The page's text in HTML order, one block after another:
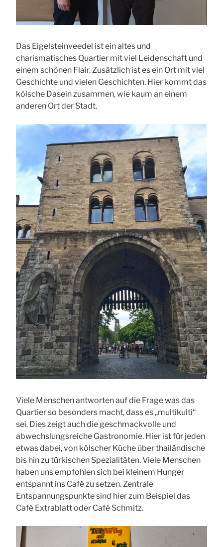
Das Eigelsteinveedel ist ein altes und
charismatisches Quartier mit viel Leidenschaft und
einem schönen Flair. Zusätzlich ist es ein Ort mit viel
Geschichte und vielen Geschichten. Hier kommt das
kölsche Dasein zusammen, wie kaum an einem
anderen Ort der Stadt.
Viele Menschen antworten auf die Frage was das
Quartier so besonders macht, dass es „multikulti“
sei. Dies zeigt auch die geschmackvolle und
abwechslungsreiche Gastronomie. Hier ist für jeden
etwas dabei, von kölscher Küche über thailändische
bis hin zu türkischen Spezialitäten. Viele Menschen
haben uns empfohlen sich bei kleinem Hunger
entspannt ins Café zu setzen. Zentrale
Entspannungspunkte sind hier zum Beispiel das
Café Extrablatt oder Café Schmitz.